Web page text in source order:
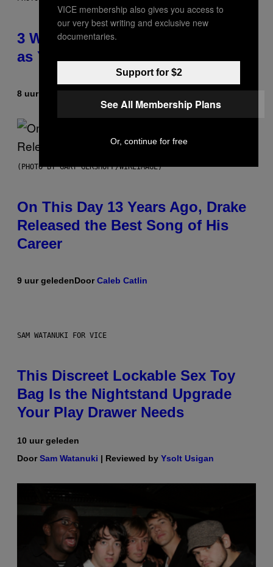
3 Ways Your Music Taste Changes
as You Get Older
8 uur geledenDoorDan Milam
(PHOTO BY GARY GERSHOFF/WIREIMAGE)
On This Day 13 Years Ago, Drake
Released the Best Song of His
Career
9 uur geledenDoorCaleb Catlin
SAM WATANUKI FOR VICE
This Discreet Lockable Sex Toy
Bag Is the Nightstand Upgrade
Your Play Drawer Needs
10 uur geleden
DoorSam Watanuki | Reviewed by Ysolt Usigan
VICE membership also gives you access to
our very best writing and exclusive new
documentaries.
Support for $2
See All Membership Plans
Or, continue for free